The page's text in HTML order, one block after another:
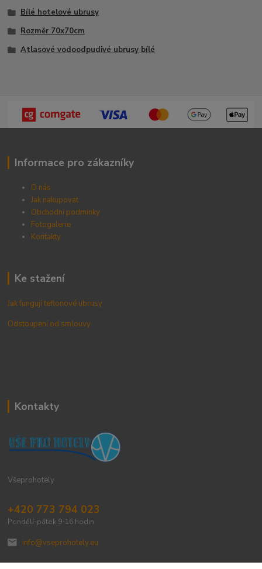
Bílé hotelové ubrusy
Rozměr 70x70cm
Atlasové vodoodpudivé ubrusy bílé
Informace pro zákazníky
O nás
Jak nakupovat
Obchodní podmínky
Fotogalerie
Kontakty
Ke stažení
Jak fungují teflonové ubrusy
Odstoupení od smlouvy
Kontakty
Všeprohotely
+420 773 794 023
Pondělí-pátek 9-16 hodin
info@vseprohotely.eu